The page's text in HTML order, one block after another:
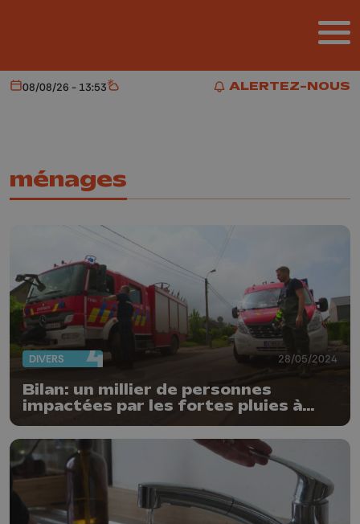
ALERTEZ-NOUS
ALERTEZ-NOUS
Aujourd'hui
08/08/26 - 13:53 Météo
ménages
DIVERS 28/05/2024
Bilan: un millier de personnes
impactées par les fortes pluies à
Liège